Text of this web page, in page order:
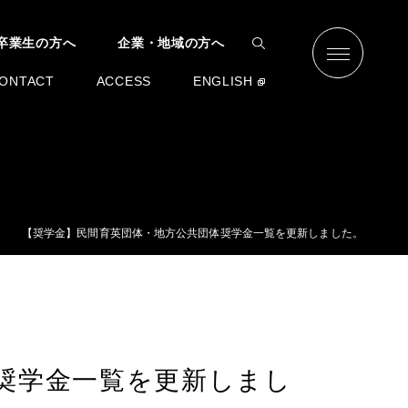
業生の方へ 企業・地域の方へ
ACCESS ENGLISH
【奨学金】民間育英団体・地方公共団体奨学金一覧を更新しました。
学金一覧を更新しまし